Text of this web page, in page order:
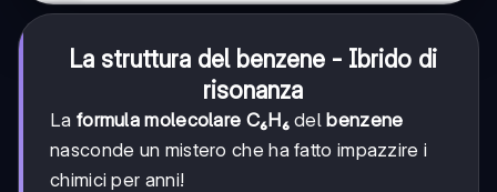
La struttura del benzene - Ibrido di
risonanza
La formula molecolare C₆H₆del benzene
nasconde un mistero che ha fatto impazzire i
chimici per anni!